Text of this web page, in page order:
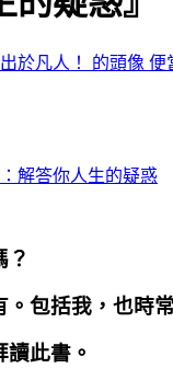
便
？
包括我，也時
此書。